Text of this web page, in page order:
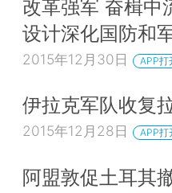
改革强军 奋楫
设计深化国防和
2015年12月30日 APP打
伊拉克军队收复
2015年12月28日 APP打
阿盟敦促土耳其